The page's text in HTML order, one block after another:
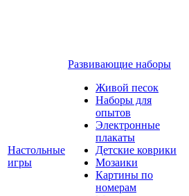
Настольные
игры
Развивающие наборы
Живой песок
Наборы для
опытов
Электронные
плакаты
Детские коврики
Мозаики
Картины по
номерам